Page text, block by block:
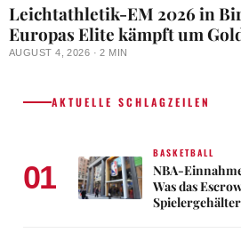
Leichtathletik-EM 2026 in
Europas Elite kämpft um
AUGUST 4, 2026 · 2 MIN
AKTUELLE SCHLAGZEILEN
01
BASKETBALL
NBA-
Was das